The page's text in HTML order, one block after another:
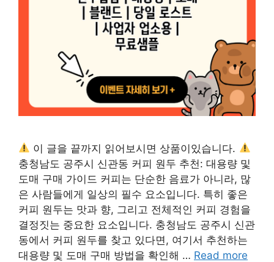
이 글을 끝까지 읽어보시면 상품이있습니다.
충청남도 공주시 신관동 커피 원두 추천: 대용량 및
도매 구매 가이드 커피는 단순한 음료가 아니라, 많
은 사람들에게 일상의 필수 요소입니다. 특히 좋은
커피 원두는 맛과 향, 그리고 전체적인 커피 경험을
결정짓는 중요한 요소입니다. 충청남도 공주시 신관
동에서 커피 원두를 찾고 있다면, 여기서 추천하는
대용량 및 도매 구매 방법을 확인해 … Read more